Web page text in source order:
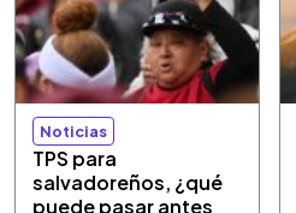
Noticias
TPS para
salvadoreños, ¿qué
puede pasar antes